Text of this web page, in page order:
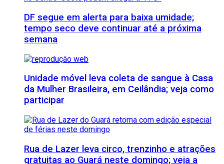
DF segue em alerta para baixa umidade;
tempo seco deve continuar até a próxima
semana
Unidade móvel leva coleta de sangue à Casa
da Mulher Brasileira, em Ceilândia; veja como
participar
Rua de Lazer leva circo, trenzinho e atrações
gratuitas ao Guará neste domingo; veja a